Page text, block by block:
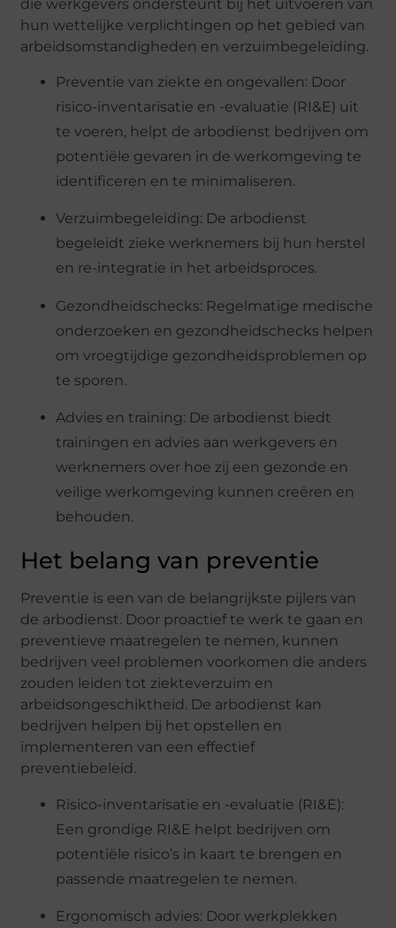
die werkgevers ondersteunt bij het uitvoeren van
hun wettelijke verplichtingen op het gebied van
arbeidsomstandigheden en verzuimbegeleiding.
Preventie van ziekte en ongevallen: Door
risico-inventarisatie en -evaluatie (RI&E) uit
te voeren, helpt de arbodienst bedrijven om
potentiële gevaren in de werkomgeving te
identificeren en te minimaliseren.
Verzuimbegeleiding: De arbodienst
begeleidt zieke werknemers bij hun herstel
en re-integratie in het arbeidsproces.
Gezondheidschecks: Regelmatige medische
onderzoeken en gezondheidschecks helpen
om vroegtijdige gezondheidsproblemen op
te sporen.
Advies en training: De arbodienst biedt
trainingen en advies aan werkgevers en
werknemers over hoe zij een gezonde en
veilige werkomgeving kunnen creëren en
behouden.
Het belang van preventie
Preventie is een van de belangrijkste pijlers van
de arbodienst. Door proactief te werk te gaan en
preventieve maatregelen te nemen, kunnen
bedrijven veel problemen voorkomen die anders
zouden leiden tot ziekteverzuim en
arbeidsongeschiktheid. De arbodienst kan
bedrijven helpen bij het opstellen en
implementeren van een effectief
preventiebeleid.
Risico-inventarisatie en -evaluatie (RI&E):
Een grondige RI&E helpt bedrijven om
potentiële risico’s in kaart te brengen en
passende maatregelen te nemen.
Ergonomisch advies: Door werkplekken